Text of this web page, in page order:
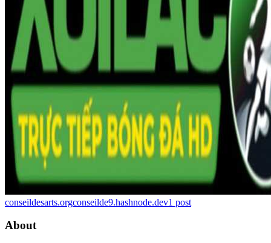
conseildesarts.orgconseilde9.hashnode.dev1 post
About